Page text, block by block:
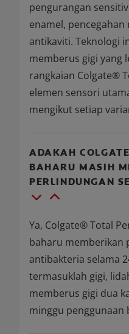
pengurangan
enamel, pencegahan
antikaviti. Teknologi
memberus gigi yang
rangkaian Colgate®
elemen sensori
mengikut setiap
ADAKAH
BAHARU MASIH
PERLINDUNGAN
Ya, Colgate® Total
baharu memberikan
antibakteria selama
termasuklah gigi,
memberus gigi dua
minggu penggunaan